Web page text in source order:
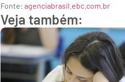
Fonte: agenciabrasil.ebc.com.br
Veja também: